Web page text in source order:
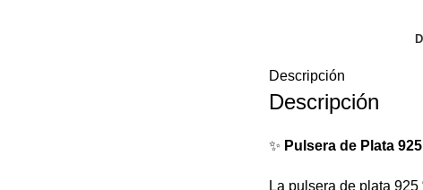
Descripción
Descripción
✨ Pulsera de Plata
La pulsera de plata